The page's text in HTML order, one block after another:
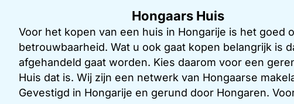
Hongaars Huis
Voor het kopen van een huis in Hongarije is het goed
betrouwbaarheid. Wat u ook gaat kopen belangrijk is
afgehandeld gaat worden. Kies daarom voor een
Huis dat is. Wij zijn een netwerk van Hongaarse
Gevestigd in Hongarije en gerund door Hongaren.